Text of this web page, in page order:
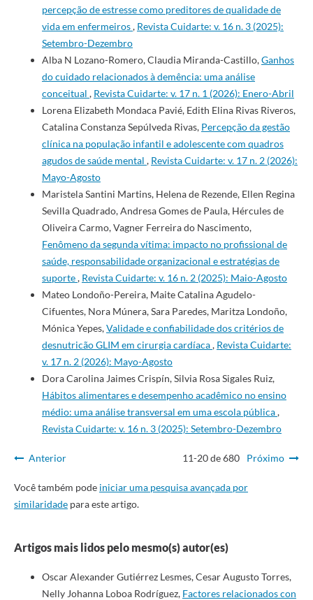
percepção de estresse como preditores de qualidade de
vida em enfermeiros, Revista Cuidarte: v. 16 n. 3 (2025):
Setembro-Dezembro
Alba N Lozano-Romero, Claudia Miranda-Castillo,Ganhos
do cuidado relacionados à demência: uma análise
conceitual , Revista Cuidarte: v. 17 n. 1 (2026): Enero-Abril
Lorena Elizabeth Mondaca Pavié, Edith Elina Rivas Riveros,
Catalina Constanza Sepúlveda Rivas, Percepção da gestão
clínica na população infantil e adolescente com quadros
agudos de saúde mental , Revista Cuidarte: v. 17 n. 2 (2026):
Mayo-Agosto
Maristela Santini Martins, Helena de Rezende, Ellen Regina
Sevilla Quadrado, Andresa Gomes de Paula, Hércules de
Oliveira Carmo, Vagner Ferreira do Nascimento,
Fenômeno da segunda vítima: impacto no profissional de
saúde, responsabilidade organizacional e estratégias de
suporte, Revista Cuidarte: v. 16 n. 2 (2025): Maio-Agosto
Mateo Londoño-Pereira, Maite Catalina Agudelo-
Cifuentes, Nora Múnera, Sara Paredes, Maritza Londoño,
Mónica Yepes,Validade e confiabilidade dos critérios de
desnutricão GLIM em cirurgia cardíaca, Revista Cuidarte:
v. 17 n. 2 (2026): Mayo-Agosto
Dora Carolina Jaimes Crispín, Silvia Rosa Sigales Ruiz,
Hábitos alimentares e desempenho acadêmico no ensino
médio: uma análise transversal em uma escola pública,
Revista Cuidarte: v. 16 n. 3 (2025): Setembro-Dezembro
Anterior 11-20 de 680 Próximo
Você também pode iniciar uma pesquisa avançada por
similaridadepara este artigo.
Artigos mais lidos pelo mesmo(s) autor(es)
Oscar Alexander Gutiérrez Lesmes, Cesar Augusto Torres,
Nelly Johanna Loboa Rodríguez, Factores relacionados con